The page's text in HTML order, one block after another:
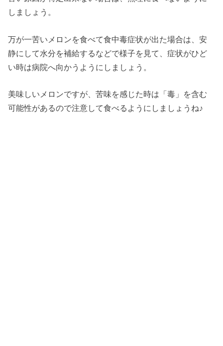
しましょう。
万が一苦いメロンを食べて食中毒症状が出た場合は、安
静にして水分を補給するなどで様子を見て、症状がひど
い時は病院へ向かうようにしましょう。
美味しいメロンですが、苦味を感じた時は「毒」を含む
可能性があるので注意して食べるようにしましょうね♪